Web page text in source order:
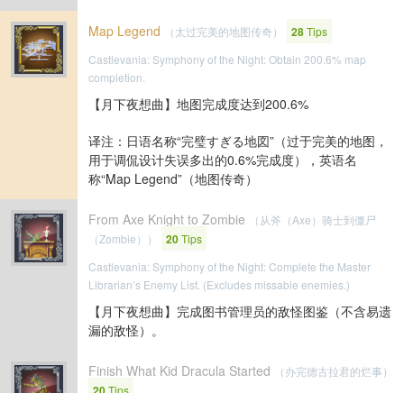
Map Legend （太过完美的地图传奇） 28Tips
Castlevania: Symphony of the Night: Obtain 200.6% map
completion.
【月下夜想曲】地图完成度达到200.6%
译注：日语名称“完璧すぎる地図”（过于完美的地图，
用于调侃设计失误多出的0.6%完成度），英语名
称“Map Legend”（地图传奇）
From Axe Knight to Zombie
（从斧（Axe）骑士到僵尸
（Zombie））
20Tips
Castlevania: Symphony of the Night: Complete the Master
Librarian’s Enemy List. (Excludes missable enemies.)
【月下夜想曲】完成图书管理员的敌怪图鉴（不含易遗
漏的敌怪）。
Finish What Kid Dracula Started （办完德古拉君的烂事）
Tips